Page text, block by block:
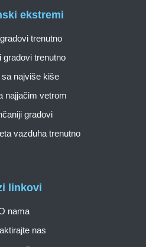
linkovi
nama
nas
ekstremi
trenutno
gradovi trenutno
najviše kiše
najjačim vetrom
gradovi
vazduha trenutno